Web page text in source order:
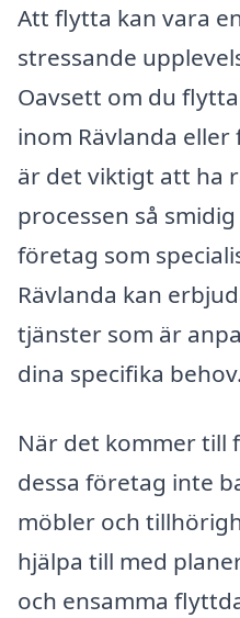
Att flytta kan vara
stressande
Oavsett om du
inom Rävlanda
är det viktigt att ha
processen så
företag som
Rävlanda kan
tjänster som är
dina specifika behov.
När det kommer till
dessa företag inte
möbler och
hjälpa till med
och ensamma